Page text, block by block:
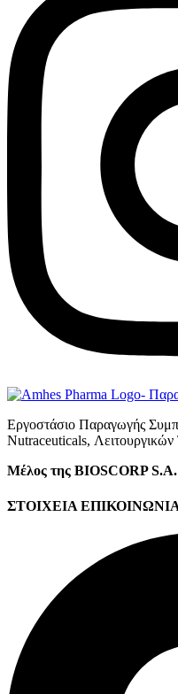
Εργοστάσιο Παραγωγής
Νutraceuticals,
Μέλος της BIOSCORP S.A.
ΣΤΟΙΧΕΙΑ